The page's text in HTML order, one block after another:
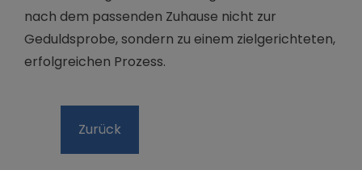
Zurück
nach dem passenden Zuhause nicht zur
Geduldsprobe, sondern zu einem zielgerichteten,
erfolgreichen Prozess.